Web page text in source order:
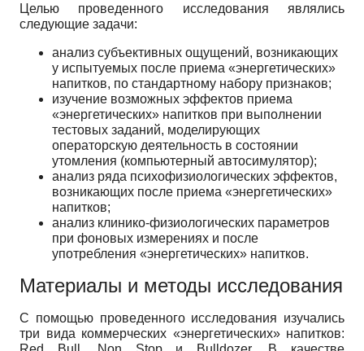
Целью проведенного исследования являлись
следующие задачи:
анализ субъективных ощущений, возникающих
у испытуемых после приема «энергетических»
напитков, по стандартному набору признаков;
изучение возможных эффектов приема
«энергетических» напитков при выполнении
тестовых заданий, моделирующих
операторскую деятельность в состоянии
утомления (компьютерный автосимулятор);
анализ ряда психофизиологических эффектов,
возникающих после приема «энергетических»
напитков;
анализ клинико-физиологических параметров
при фоновых измерениях и после
употребления «энергетических» напитков.
Материалы и методы исследования
С помощью проведенного исследования изучались
три вида коммерческих «энергетических» напитков: